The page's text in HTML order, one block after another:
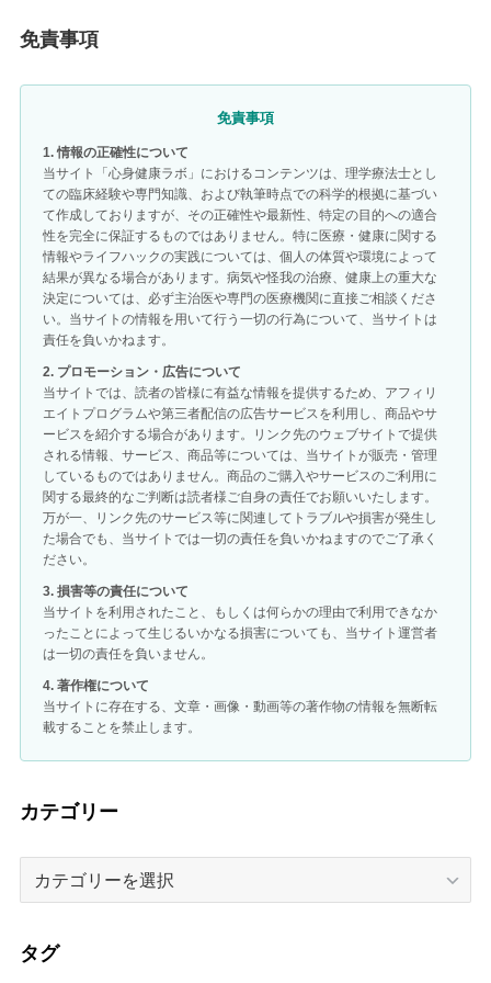
免責事項
免責事項
1. 情報の正確性について
当サイト「心身健康ラボ」におけるコンテンツは、理学療法士とし
ての臨床経験や専門知識、および執筆時点での科学的根拠に基づい
て作成しておりますが、その正確性や最新性、特定の目的への適合
性を完全に保証するものではありません。特に医療・健康に関する
情報やライフハックの実践については、個人の体質や環境によって
結果が異なる場合があります。病気や怪我の治療、健康上の重大な
決定については、必ず主治医や専門の医療機関に直接ご相談くださ
い。当サイトの情報を用いて行う一切の行為について、当サイトは
責任を負いかねます。
2. プロモーション・広告について
当サイトでは、読者の皆様に有益な情報を提供するため、アフィリ
エイトプログラムや第三者配信の広告サービスを利用し、商品やサ
ービスを紹介する場合があります。リンク先のウェブサイトで提供
される情報、サービス、商品等については、当サイトが販売・管理
しているものではありません。商品のご購入やサービスのご利用に
関する最終的なご判断は読者様ご自身の責任でお願いいたします。
万が一、リンク先のサービス等に関連してトラブルや損害が発生し
た場合でも、当サイトでは一切の責任を負いかねますのでご了承く
ださい。
3. 損害等の責任について
当サイトを利用されたこと、もしくは何らかの理由で利用できなか
ったことによって生じるいかなる損害についても、当サイト運営者
は一切の責任を負いません。
4. 著作権について
当サイトに存在する、文章・画像・動画等の著作物の情報を無断転
載することを禁止します。
カテゴリー
リ
タグ